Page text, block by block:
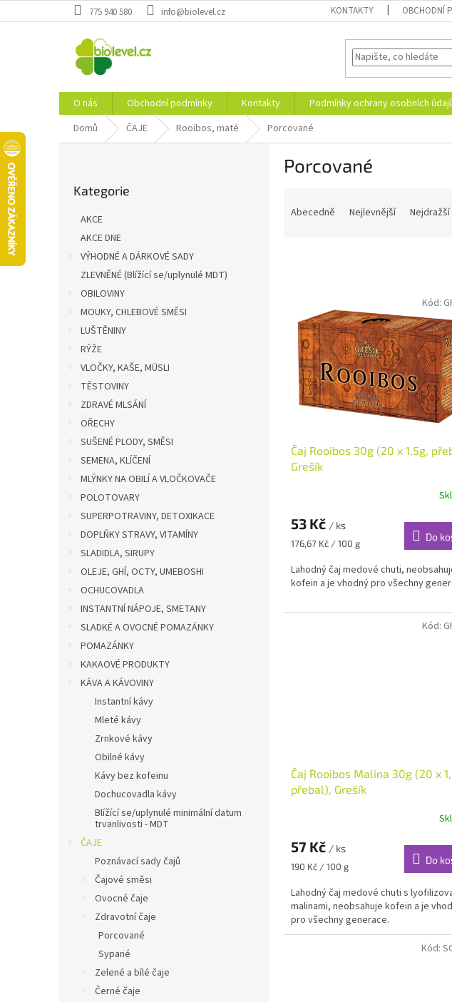
na
775 940 580 info@biolevel.cz KONTAKTY OBCHODNÍ
O nás Obchodní podmínky Kontakty Podmínky ochrany osobních
Domů
ČAJE Rooibos, maté Porcované
kategorie
Kategorie
AKCE
AKCE DNE
VÝHODNÉ A DÁRKOVÉ SADY
ZLEVNĚNÉ (Blížící se/uplynulé MDT)
OBILOVINY
MOUKY, CHLEBOVÉ SMĚSI
LUŠTĚNINY
RÝŽE
VLOČKY, KAŠE, MÜSLI
TĚSTOVINY
ZDRAVÉ MLSÁNÍ
OŘECHY
SUŠENÉ PLODY, SMĚSI
SEMENA, KLÍČENÍ
MLÝNKY NA OBILÍ A VLOČKOVAČE
POLOTOVARY
SUPERPOTRAVINY, DETOXIKACE
DOPLŇKY STRAVY, VITAMÍNY
SLADIDLA, SIRUPY
OLEJE, GHÍ, OCTY, UMEBOSHI
OCHUCOVADLA
INSTANTNÍ NÁPOJE, SMETANY
SLADKÉ A OVOCNÉ POMAZÁNKY
POMAZÁNKY
KAKAOVÉ PRODUKTY
KÁVA A KÁVOVINY
Instantní kávy
Mleté kávy
Zrnkové kávy
Obilné kávy
Kávy bez kofeinu
Dochucovadla kávy
Blížící se/uplynulé minimální datum
trvanlivosti - MDT
ČAJE
Poznávací sady čajů
Čajové směsi
Ovocné čaje
Zdravotní čaje
Porcované
Sypané
Zelené a bílé čaje
Černé čaje
Porcované
Abecedně Nejlevnější Nejdražší
Čaj Rooibos 30g (20 x 1,5g,
Grešík
53 Kč / ks
Měrná
176,67 Kč / 100 g
Do
Lahodný čaj medové chuti,
kofein a je vhodný pro všechny
Kód:
Čaj Rooibos Malina 30g (20 x
přebal), Grešík
57 Kč / ks
Měrná
190 Kč / 100 g
Do
Lahodný čaj medové chuti s
malinami, neobsahuje kofein a je
pro všechny generace.
Kód:
Kód: